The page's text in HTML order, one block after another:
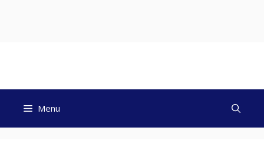
Menu